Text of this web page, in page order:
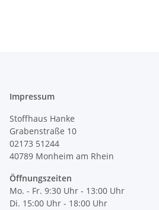
Impressum
Stoffhaus Hanke
Grabenstraße 10
02173 51244
40789 Monheim am Rhein
Öffnungszeiten
Mo. - Fr. 9:30 Uhr - 13:00 Uhr
Di. 15:00 Uhr - 18:00 Uhr